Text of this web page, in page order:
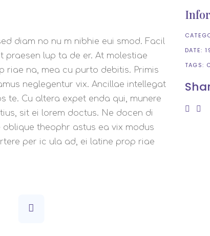
diam no nu m nibhie eui smod. Facil
lup ta de er. At molestiae
riae na, mea cu purto debitis. Primis
neglegentur vix. Ancillae intellegat
te. Cu altera expet enda qui, munere
sit ei lorem doctus. Ne docen di
theophr astus ea vix modus
per ic ula ad, ei latine prop riae
DATE:
TAGS: